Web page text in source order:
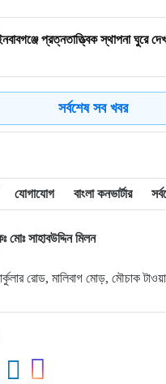
প্রত্নতাত্ত্বিক স্থাপনা ঘুরে
প্রধানমন্ত্রী পৌঁছানোর আগেই
আইজিপি বেনজীর দুবাইয়ে গ্রেপ্তার
যমুনা ও তৃতীয় মেঘনা সেতুর পরিকল্পনা
সর্বশেষ সব খবর
যোগাযোগ বাংলা কনভার্টার
সাহাবউদ্দিন মিলন
রোড, মালিবাগ মোড়, মৌচাক